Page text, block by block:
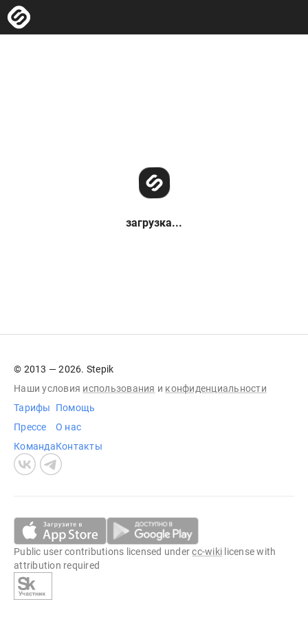
загрузка...
© 2013 — 2026. Stepik
Наши условия использования и конфиденциальности
Тарифы
Прессе
Команда
Помощь
О нас
Контакты
Public user contributions licensed undercc-wiki license with
attribution required